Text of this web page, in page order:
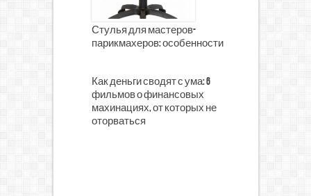
Стулья для мастеров-
парикмахеров: особенности
Как деньги сводят с ума: 6
фильмов о финансовых
махинациях, от которых не
оторваться